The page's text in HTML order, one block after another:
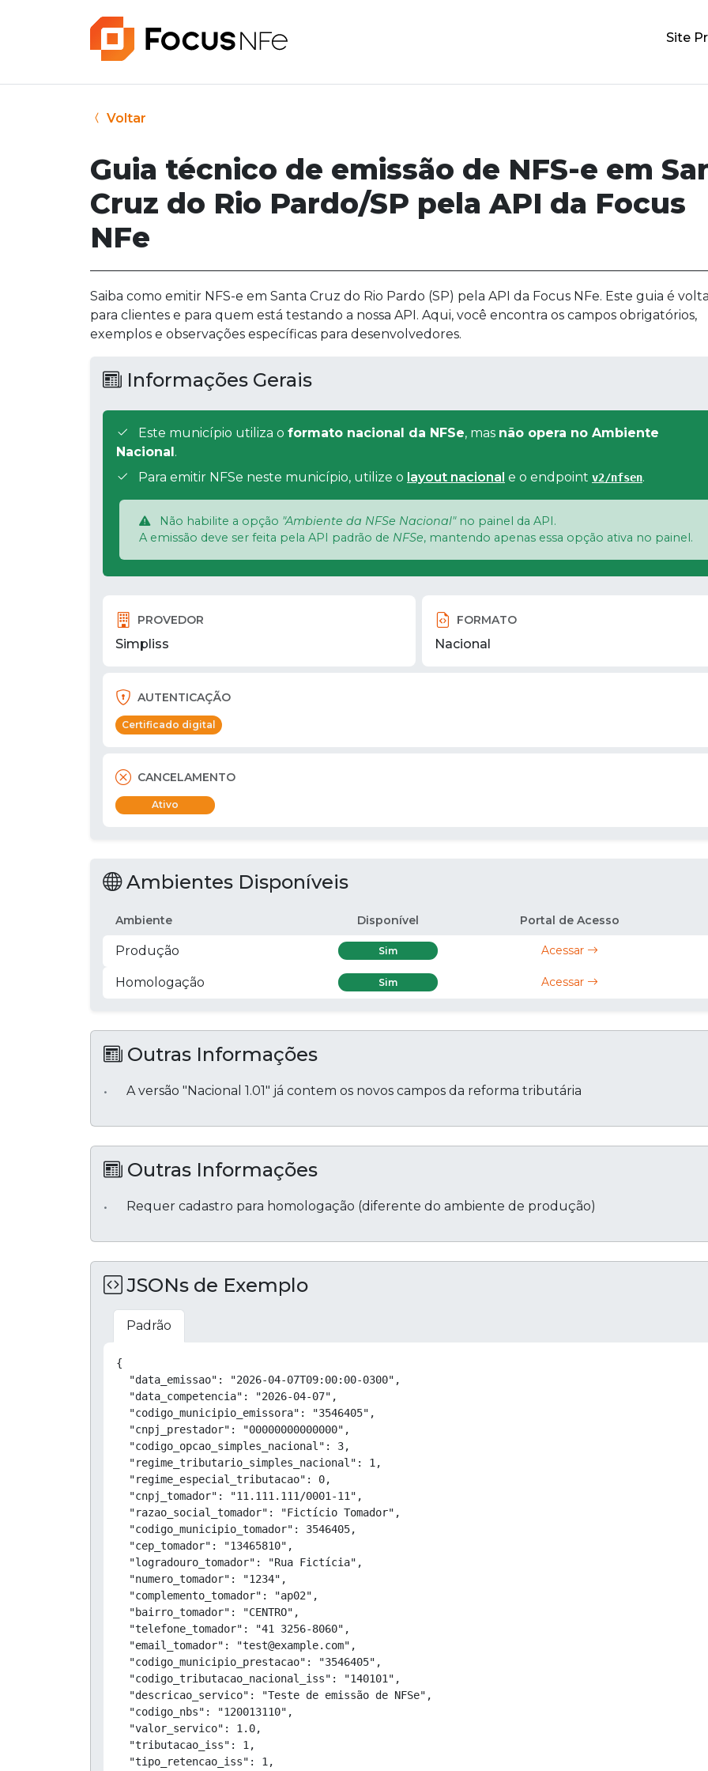
Site
Voltar
Guia técnico de emissão de NFS-e em
Cruz do Rio Pardo/SP pela API da Focus
NFe
Saiba como emitir NFS-e em Santa Cruz do Rio Pardo (SP) pela API da Focus NFe. Este guia é
para clientes e para quem está testando a nossa API. Aqui, você encontra os campos obrigatórios,
exemplos e observações específicas para desenvolvedores.
Informações Gerais
Este município utiliza o formato nacional da NFSe, mas não opera no Ambiente
Nacional .
Para emitir NFSe neste município, utilize o layout nacional e o endpoint v2/nfsen.
Não habilite a opção "Ambiente da NFSe Nacional"no painel da API.
A emissão deve ser feita pela API padrão de NFSe, mantendo apenas essa opção ativa no painel.
PROVEDOR
Simpliss
FORMATO
Nacional
AUTENTICAÇÃO
Certificado digital
CANCELAMENTO
Ativo
Ambientes Disponíveis
Ambiente Disponível Portal de Acesso
Produção Sim Acessar
Homologação Sim Acessar
Outras Informações
A versão "Nacional 1.01" já contem os novos campos da reforma tributária
Outras Informações
Requer cadastro para homologação (diferente do ambiente de produção)
JSONs de Exemplo
Padrão
{
  "data_emissao": "2026-04-07T09:00:00-0300",
  "data_competencia": "2026-04-07",
  "codigo_municipio_emissora": "3546405",
  "cnpj_prestador": "00000000000000",
  "codigo_opcao_simples_nacional": 3,
  "regime_tributario_simples_nacional": 1,
  "regime_especial_tributacao": 0,
  "cnpj_tomador": "11.111.111/0001-11",
  "razao_social_tomador": "Fictício Tomador",
  "codigo_municipio_tomador": 3546405,
  "cep_tomador": "13465810",
  "logradouro_tomador": "Rua Fictícia",
  "numero_tomador": "1234",
  "complemento_tomador": "ap02",
  "bairro_tomador": "CENTRO",
  "telefone_tomador": "41 3256-8060",
  "email_tomador": "test@example.com",
  "codigo_municipio_prestacao": "3546405",
  "codigo_tributacao_nacional_iss": "140101",
  "descricao_servico": "Teste de emissão de NFSe",
  "codigo_nbs": "120013110",
  "valor_servico": 1.0,
  "tributacao_iss": 1,
  "tipo_retencao_iss": 1,